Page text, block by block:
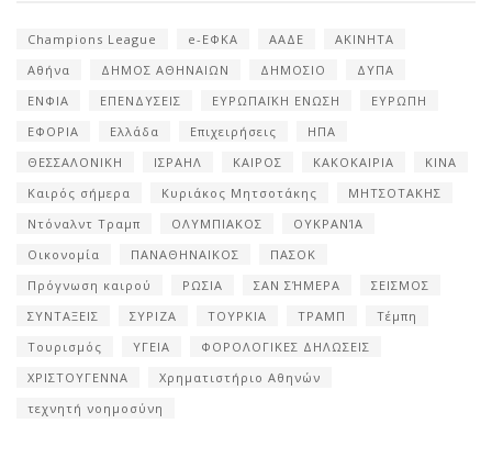
Champions League e-ΕΦΚΑ ΑΑΔΕ
ΑΚΙΝΗΤΑ
Αθήνα
ΔΗΜΟΣ ΑΘΗΝΑΙΩΝ ΔΗΜΟΣΙΟ
ΔΥΠΑ
ΕΝΦΙΑ
ΕΠΕΝΔΥΣΕΙΣ ΕΥΡΩΠΑΪΚΗ ΕΝΩΣΗ
ΕΥΡΩΠΗ
ΕΦΟΡΙΑ
Ελλάδα Επιχειρήσεις
ΗΠΑ
ΘΕΣΣΑΛΟΝΙΚΗ
ΙΣΡΑΗΛ ΚΑΙΡΟΣ ΚΑΚΟΚΑΙΡΙΑ
ΚΙΝΑ
Καιρός σήμερα
Κυριάκος Μητσοτάκης
ΜΗΤΣΟΤΑΚΗΣ
Ντόναλντ Τραμπ
ΟΛΥΜΠΙΑΚΟΣ
ΟΥΚΡΑΝΊΑ
Οικονομία
ΠΑΝΑΘΗΝΑΙΚΟΣ
ΠΑΣΟΚ
Πρόγνωση καιρού
ΡΩΣΙΑ ΣΑΝ ΣΉΜΕΡΑ
ΣΕΙΣΜΟΣ
ΣΥΝΤΑΞΕΙΣ
ΣΥΡΙΖΑ ΤΟΥΡΚΙΑ ΤΡΑΜΠ
Τέμπη
Τουρισμός
ΥΓΕΙΑ
ΦΟΡΟΛΟΓΙΚΕΣ ΔΗΛΩΣΕΙΣ
ΧΡΙΣΤΟΥΓΕΝΝΑ
Χρηματιστήριο Αθηνών
τεχνητή νοημοσύνη